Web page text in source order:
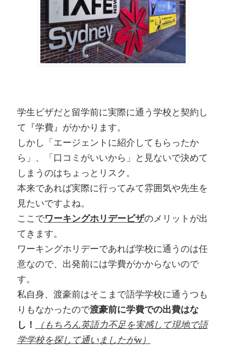
学生ビザだと留学前に実際に通う学校と契約し
て『学費』がかかります。
しかし「エージェントに紹介してもらったか
ら」、「口コミがいいから」と見ないで決めて
しまうのはちょっとリスク。
本来であれば実際に行ってみて雰囲気や先生を
見たいですよね。
ここでワーキングホリデービザのメリットが出
てきます。
ワーキングホリデーであれば学校に通うのは任
意なので、出発前には学費がかからないので
す。
私自身、渡豪前はそこまで語学学校に通うつも
りもなかったので渡豪前に学費での出費はな
し！
（もちろん英語力不足を実感して現地で語
学学校を探して通いましたがw）